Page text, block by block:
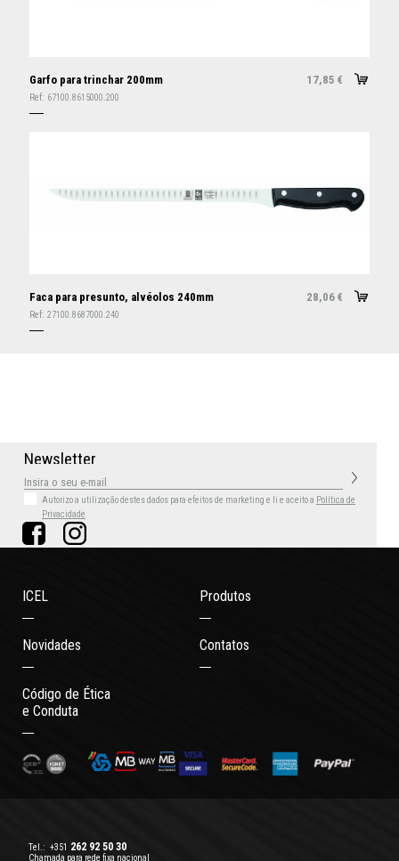
Garfo para trinchar 200mm 17,85 €
Ref: 67100.8615000.200
Faca para presunto, alvéolos 240mm 28,06 €
Ref: 27100.8687000.240
Newsletter
Autorizo a utilização destes dados para efeitos de marketing e li e aceito a Política de
Privacidade
ICEL Produtos
Novidades Contatos
Código de Ética
e Conduta
Tel.: +351 262 92 50 30
Chamada para rede fixa nacional